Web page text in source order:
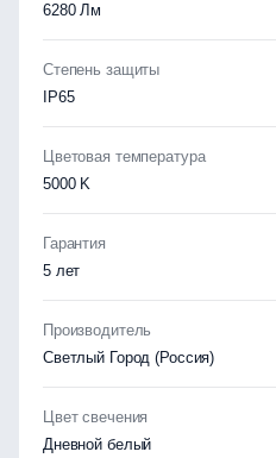
6280 Лм
Степень защиты
IP65
Цветовая температура
5000 K
Гарантия
5 лет
Производитель
Светлый Город (Россия)
Цвет свечения
Дневной белый